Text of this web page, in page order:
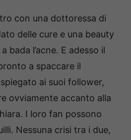
con una dottoressa di
delle cure e una beauty
bada l’acne. E adesso il
a spaccare il
ai suoi follower,
ovviamente accanto alla
I loro fan possono
Nessuna crisi tra i due,